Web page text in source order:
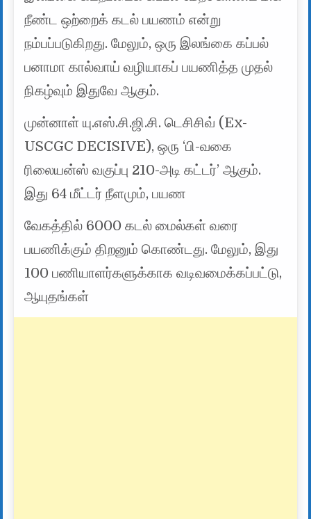
நீண்ட ஒற்றைக் கடல் பயணம் என்று
நம்பப்படுகிறது. மேலும், ஒரு இலங்கை கப்பல்
பனாமா கால்வாய் வழியாகப் பயணித்த முதல்
நிகழ்வும் இதுவே ஆகும்.
முன்னாள் யு.எஸ்.சி.ஜி.சி. டெசிசிவ் (Ex-
USCGC DECISIVE), ஒரு ‘பி-வகை
ரிலையன்ஸ் வகுப்பு 210-அடி கட்டர்’ ஆகும்.
இது 64 மீட்டர் நீளமும், பயண
வேகத்தில் 6000 கடல் மைல்கள் வரை
பயணிக்கும் திறனும் கொண்டது. மேலும், இது
100 பணியாளர்களுக்காக வடிவமைக்கப்பட்டு,
ஆயுதங்கள்